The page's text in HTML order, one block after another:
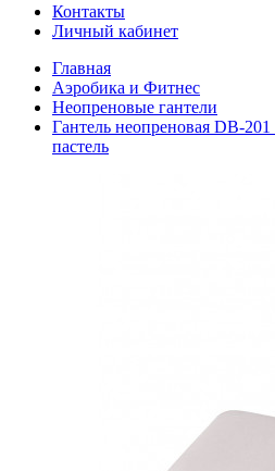
Контакты
Личный кабинет
Главная
Аэробика и Фитнес
Неопреновые гантели
Гантель неопреновая DB-
пастель